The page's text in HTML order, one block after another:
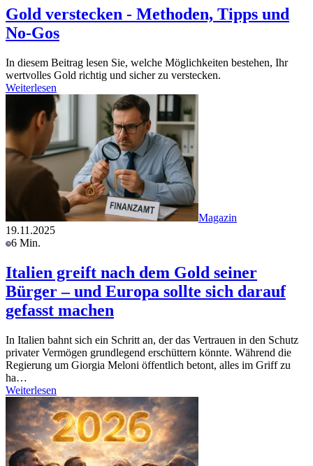
Gold verstecken - Methoden, Tipps und
No-Gos
In diesem Beitrag lesen Sie, welche Möglichkeiten bestehen, Ihr
wertvolles Gold richtig und sicher zu verstecken.
Weiterlesen
Magazin
19.11.2025
6 Min.
Italien greift nach dem Gold seiner
Bürger – und Europa sollte sich darauf
gefasst machen
In Italien bahnt sich ein Schritt an, der das Vertrauen in den Schutz
privater Vermögen grundlegend erschüttern könnte. Während die
Regierung um Giorgia Meloni öffentlich betont, alles im Griff zu
ha…
Weiterlesen